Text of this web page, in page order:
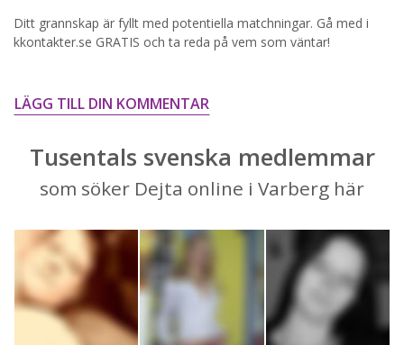
Ditt grannskap är fyllt med potentiella matchningar. Gå med i
kkontakter.se GRATIS och ta reda på vem som väntar!
LÄGG TILL DIN KOMMENTAR
Tusentals svenska medlemmar
som söker Dejta online i Varberg här